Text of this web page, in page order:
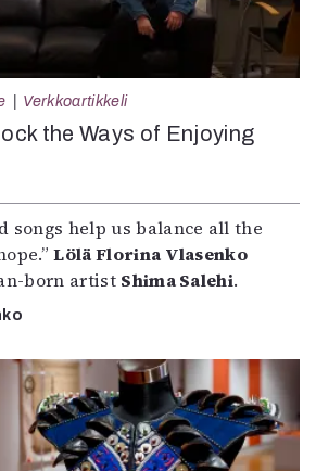
Verkkoartikkeli
the Ways of Enjoying
songs help us balance all the
Lölä Florina Vlasenko
born artist Shima Salehi.